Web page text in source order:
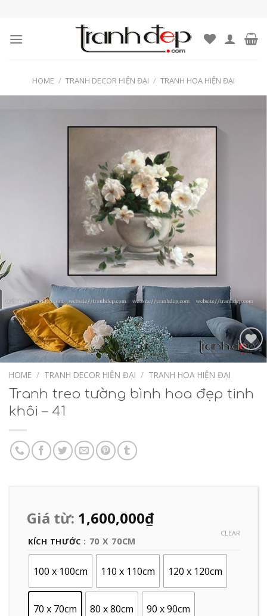
content
HOME / TRANH DECOR HIỆN ĐẠI / TRANH HOA HIỆN ĐẠI
Add to
HOME / TRANH DECOR HIỆN ĐẠI / TRANH HOA HIỆN ĐẠI
Tranh treo tường bình hoa đẹp tinh
khôi – 41
Giá từ: 1,600,000₫
KÍCH THƯỚC : 70 X 70CM
100 x 100cm 110 x 110cm 120 x 120cm
70 x 70cm 80 x 80cm 90 x 90cm
CLEAR